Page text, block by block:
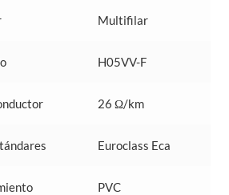
Multifilar
H05VV-F
26 Ω/km
Euroclass Eca
PVC